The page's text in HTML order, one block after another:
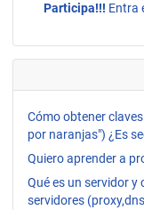
Participa!!! Entra
Cómo obtener
por naranjas") ¿Es
Quiero aprender a
Qué es un servidor y
servidores